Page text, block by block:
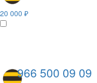
20 000 ₽
966 500 09 09